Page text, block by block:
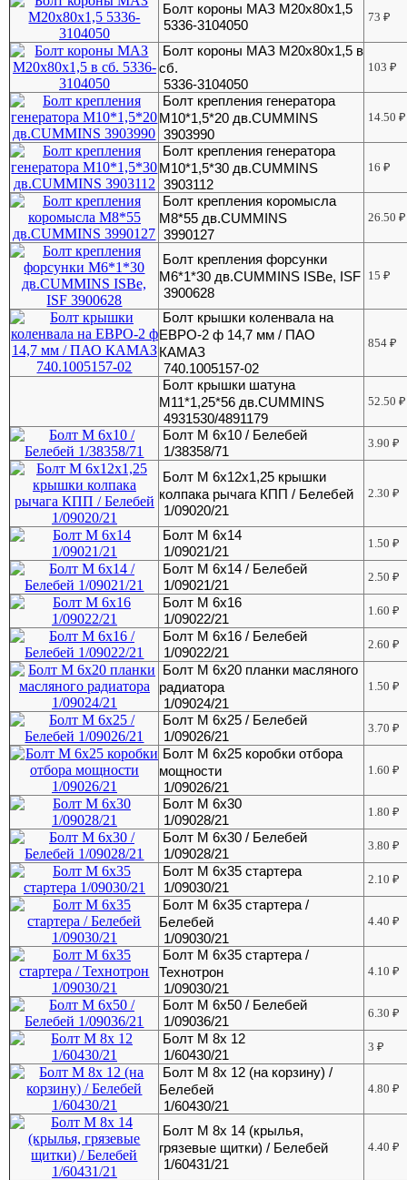
Болт короны МАЗ М20х80х1,5
5336-3104050
73₽
Болт короны МАЗ М20х80х1,5 в
сб.
5336-3104050
103₽
Болт крепления генератора
М10*1,5*20 дв.CUMMINS
3903990
14.50₽
Болт крепления генератора
М10*1,5*30 дв.CUMMINS
3903112
16₽
Болт крепления коромысла
М8*55 дв.CUMMINS
3990127
26.50₽
Болт крепления форсунки
M6*1*30 дв.CUMMINS ISBe, ISF
3900628
15₽
Болт крышки коленвала на
ЕВРО-2 ф 14,7 мм / ПАО
КАМАЗ
740.1005157-02
854₽
Болт крышки шатуна
М11*1,25*56 дв.CUMMINS
4931530/4891179
52.50₽
Болт М 6х10 / Белебей
1/38358/71
3.90₽
Болт М 6х12х1,25 крышки
колпака рычага КПП / Белебей
1/09020/21
2.30₽
Болт М 6х14
1/09021/21
1.50₽
Болт М 6х14 / Белебей
1/09021/21
2.50₽
Болт М 6х16
1/09022/21
1.60₽
Болт М 6х16 / Белебей
1/09022/21
2.60₽
Болт М 6х20 планки масляного
радиатора
1/09024/21
1.50₽
Болт М 6х25 / Белебей
1/09026/21
3.70₽
Болт М 6х25 коробки отбора
мощности
1/09026/21
1.60₽
Болт М 6х30
1/09028/21
1.80₽
Болт М 6х30 / Белебей
1/09028/21
3.80₽
Болт М 6х35 стартера
1/09030/21
2.10₽
Болт М 6х35 стартера /
Белебей
1/09030/21
4.40₽
Болт М 6х35 стартера /
Технотрон
1/09030/21
4.10₽
Болт М 6х50 / Белебей
1/09036/21
6.30₽
Болт М 8х 12
1/60430/21
3₽
Болт М 8х 12 (на корзину) /
Белебей
1/60430/21
4.80₽
Болт М 8х 14 (крылья,
грязевые щитки) / Белебей
1/60431/21
4.40₽